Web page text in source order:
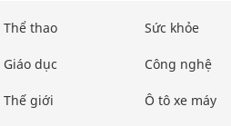
Thể thao
Giáo dục
Thế giới
Sức khỏe
Công nghệ
Ô tô xe máy